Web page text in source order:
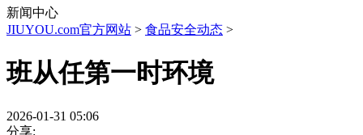
新闻中心
JIUYOU.com官方网站 > 食品安全动态 >
班从任第一时环境
2026-01-31 05:06
分享: